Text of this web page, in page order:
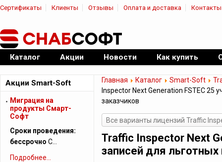
Сертификаты Клиенты Отзывы Оплата и доставка Контакты
Официальный дилер ПО
Каталог Акции Новости Как купить
Главная Каталог Smart-Soft
Inspector Next Generation FSTEC 25
заказчиков
Все варианты лицензий Traffic
Traffic Inspector Next
записей для льготных
Акции Smart-Soft
Миграция на
продукты Смарт-
Софт
Сроки проведения:
бессрочно С…
Подробнее...